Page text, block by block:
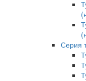
Серия